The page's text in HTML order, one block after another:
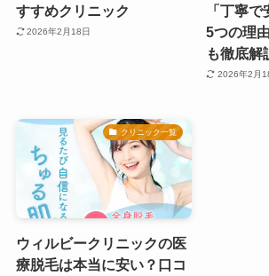
すすめクリニック
2026年2月18日
「丁寧
5つの理
も徹底解
2026年2月
クリニック一覧
ウィルビークリニックの医
療脱毛は本当に安い？口コ